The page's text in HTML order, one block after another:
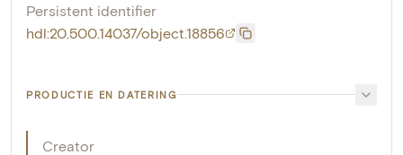
Persistent identifier
hdl:20.500.14037/object.18856
PRODUCTIE EN DATERING
Creator